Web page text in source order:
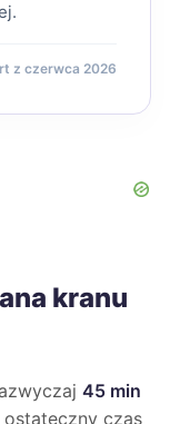
z czerwca 2026
kranu
45 min
czas